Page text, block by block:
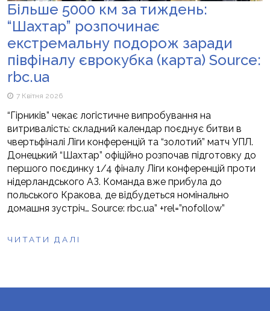
Більше 5000 км за тиждень:
“Шахтар” розпочинає
екстремальну подорож заради
півфіналу єврокубка (карта) Source:
rbc.ua
7 Квітня 2026
“Гірників” чекає логістичне випробування на
витривалість: складний календар поєднує битви в
чвертьфіналі Ліги конференцій та “золотий” матч УПЛ.
Донецький “Шахтар” офіційно розпочав підготовку до
першого поєдинку 1/4 фіналу Ліги конференцій проти
нідерландського АЗ. Команда вже прибула до
польського Кракова, де відбудеться номінально
домашня зустріч… Source: rbc.ua” +rel=”nofollow”
ЧИТАТИ ДАЛІ